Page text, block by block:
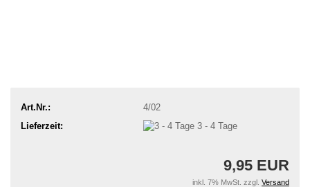
Art.Nr.:
4/02
Lieferzeit:
3 - 4 Tage
9,95 EUR
inkl. 7% MwSt. zzgl. Versand